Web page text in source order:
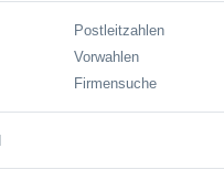
Postleitzahlen
Vorwahlen
Firmensuche